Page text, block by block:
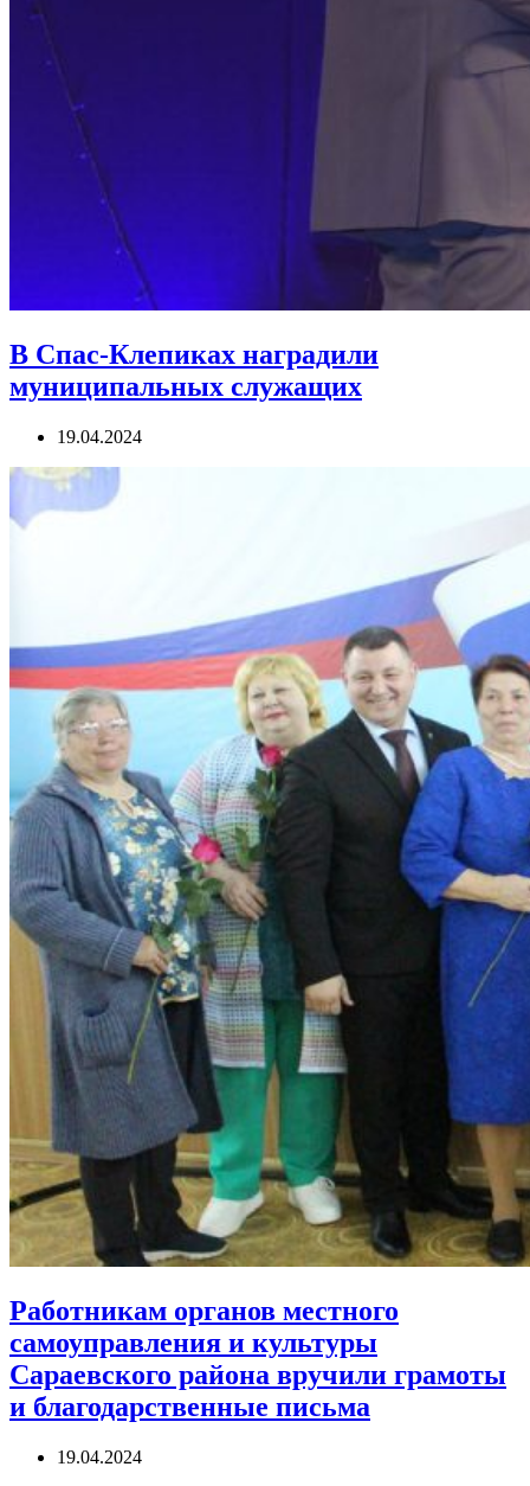
В Спас-Клепиках наградили
муниципальных служащих
19.04.2024
Работникам органов местного
самоуправления и культуры
Сараевского района вручили грамоты
и благодарственные письма
19.04.2024